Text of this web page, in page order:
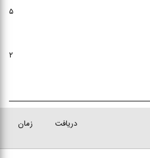
۵
۲
زمان دریافت